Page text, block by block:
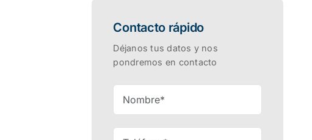
Contacto rápido
Déjanos tus datos y nos
pondremos en contacto